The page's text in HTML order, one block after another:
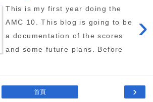
›
This is my first year doing the
AMC 10. This blog is going to be
a documentation of the scores
and some future plans. Before
›
首頁